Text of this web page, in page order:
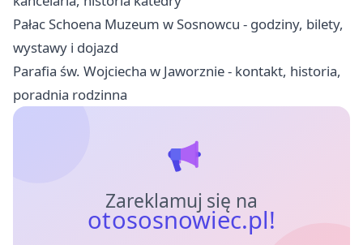
Pałac Schoena Muzeum w Sosnowcu - godziny, bilety,
wystawy i dojazd
Parafia św. Wojciecha w Jaworznie - kontakt, historia,
poradnia rodzinna
Zareklamuj się na
otososnowiec.pl!